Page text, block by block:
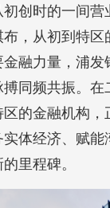
创时的一间营
，从初到特区
融力量，浦发
同频共振。在
的金融机构，
体经济、赋能
里程碑。